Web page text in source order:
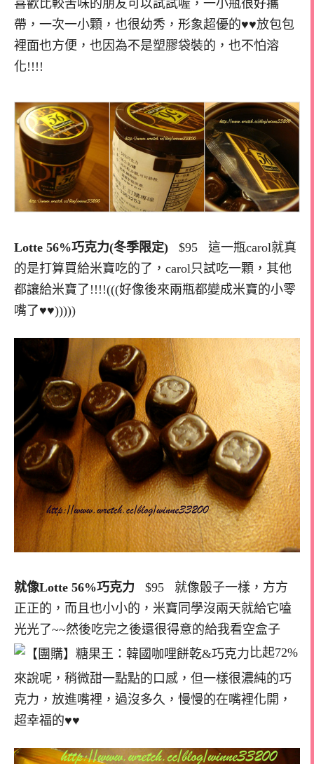
喜歡比較苦味的朋友可以試試喔，一小瓶很好攜
帶，一次一小顆，也很幼秀，形象超優的♥♥放包包
裡面也方便，也因為不是塑膠袋裝的，也不怕溶
化!!!!
Lotte 56%巧克力(冬季限定) $95 這一瓶carol就真
的是打算買給米寶吃的了，carol只試吃一顆，其他
都讓給米寶了!!!!(((好像後來兩瓶都變成米寶的小零
嘴了♥♥)))))
就像Lotte 56%巧克力 $95 就像骰子一樣，方方
正正的，而且也小小的，米寶同學沒兩天就給它嗑
光光了~~然後吃完之後還很得意的給我看空盒子
比起72%
來說呢，稍微甜一點點的口感，但一樣很濃純的巧
克力，放進嘴裡，過沒多久，慢慢的在嘴裡化開，
超幸福的♥♥